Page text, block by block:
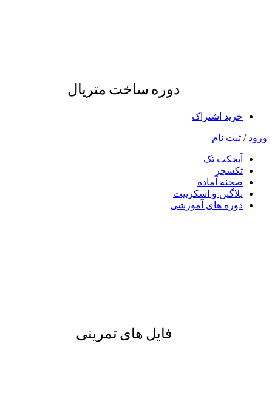
دوره ساخت متریال
خرید اشتراک
ورود / ثبت نام
آبجکت تک
تکسچر
صحنه آماده
پلاگین و اسکریپت
دوره های آموزشی
فایل های تمرینی